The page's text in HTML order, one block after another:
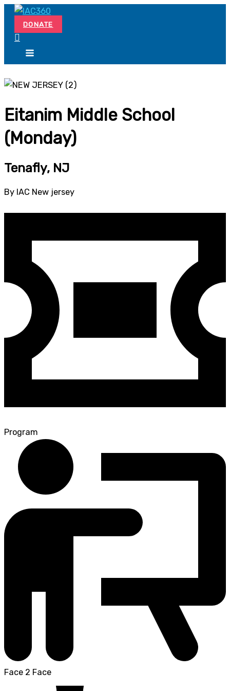
Skip
content
DONATE
Eitanim Middle School
(Monday)
Tenafly, NJ
By IAC New jersey
Program
Face 2 Face
Search...